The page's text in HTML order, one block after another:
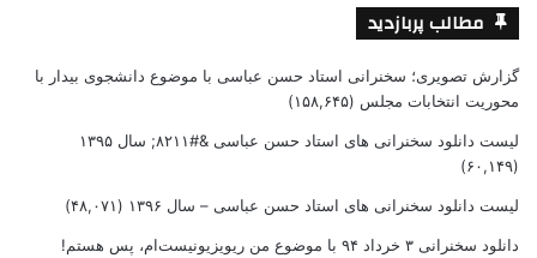
مطالب پربازدید
گزارش تصویری؛ سخنرانی استاد حسن عباسی با موضوع دانشجوی بیدار با
محوریت انتخابات مجلس (۱۵۸,۶۴۵)
لیست دانلود سخنرانی های استاد حسن عباسی &#۸۲۱۱; سال ۱۳۹۵
(۶۰,۱۴۹)
لیست دانلود سخنرانی های استاد حسن عباسی – سال ۱۳۹۶ (۴۸,۰۷۱)
دانلود سخنرانی ۳ خرداد ۹۴ با موضوع من ریویزیونیست‌ام، پس هستم!